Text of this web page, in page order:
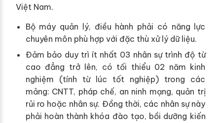
Việt Nam.
Bộ máy quản lý, điều hành phải có năng lực
chuyên môn phù hợp với đặc thù xử lý dữ liệu.
Đảm bảo duy trì ít nhất 03 nhân sự trình độ từ
cao đẳng trở lên, có tối thiểu 02 năm kinh
nghiệm (tính từ lúc tốt nghiệp) trong các
mảng: CNTT, pháp chế, an ninh mạng, quản trị
rủi ro hoặc nhân sự. Đồng thời, các nhân sự này
phải hoàn thành khóa đào tạo, bồi dưỡng kiến